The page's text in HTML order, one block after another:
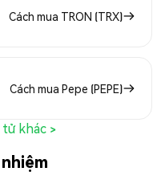
Cách mua TRON (TRX)
Cách mua Pepe (PEPE)
khác >